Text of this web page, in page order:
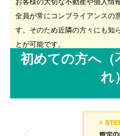
全員が常にコンプライアンスの
す。そのため近隣の方々にも知
とが可能です。
初めての方へ（
れ）